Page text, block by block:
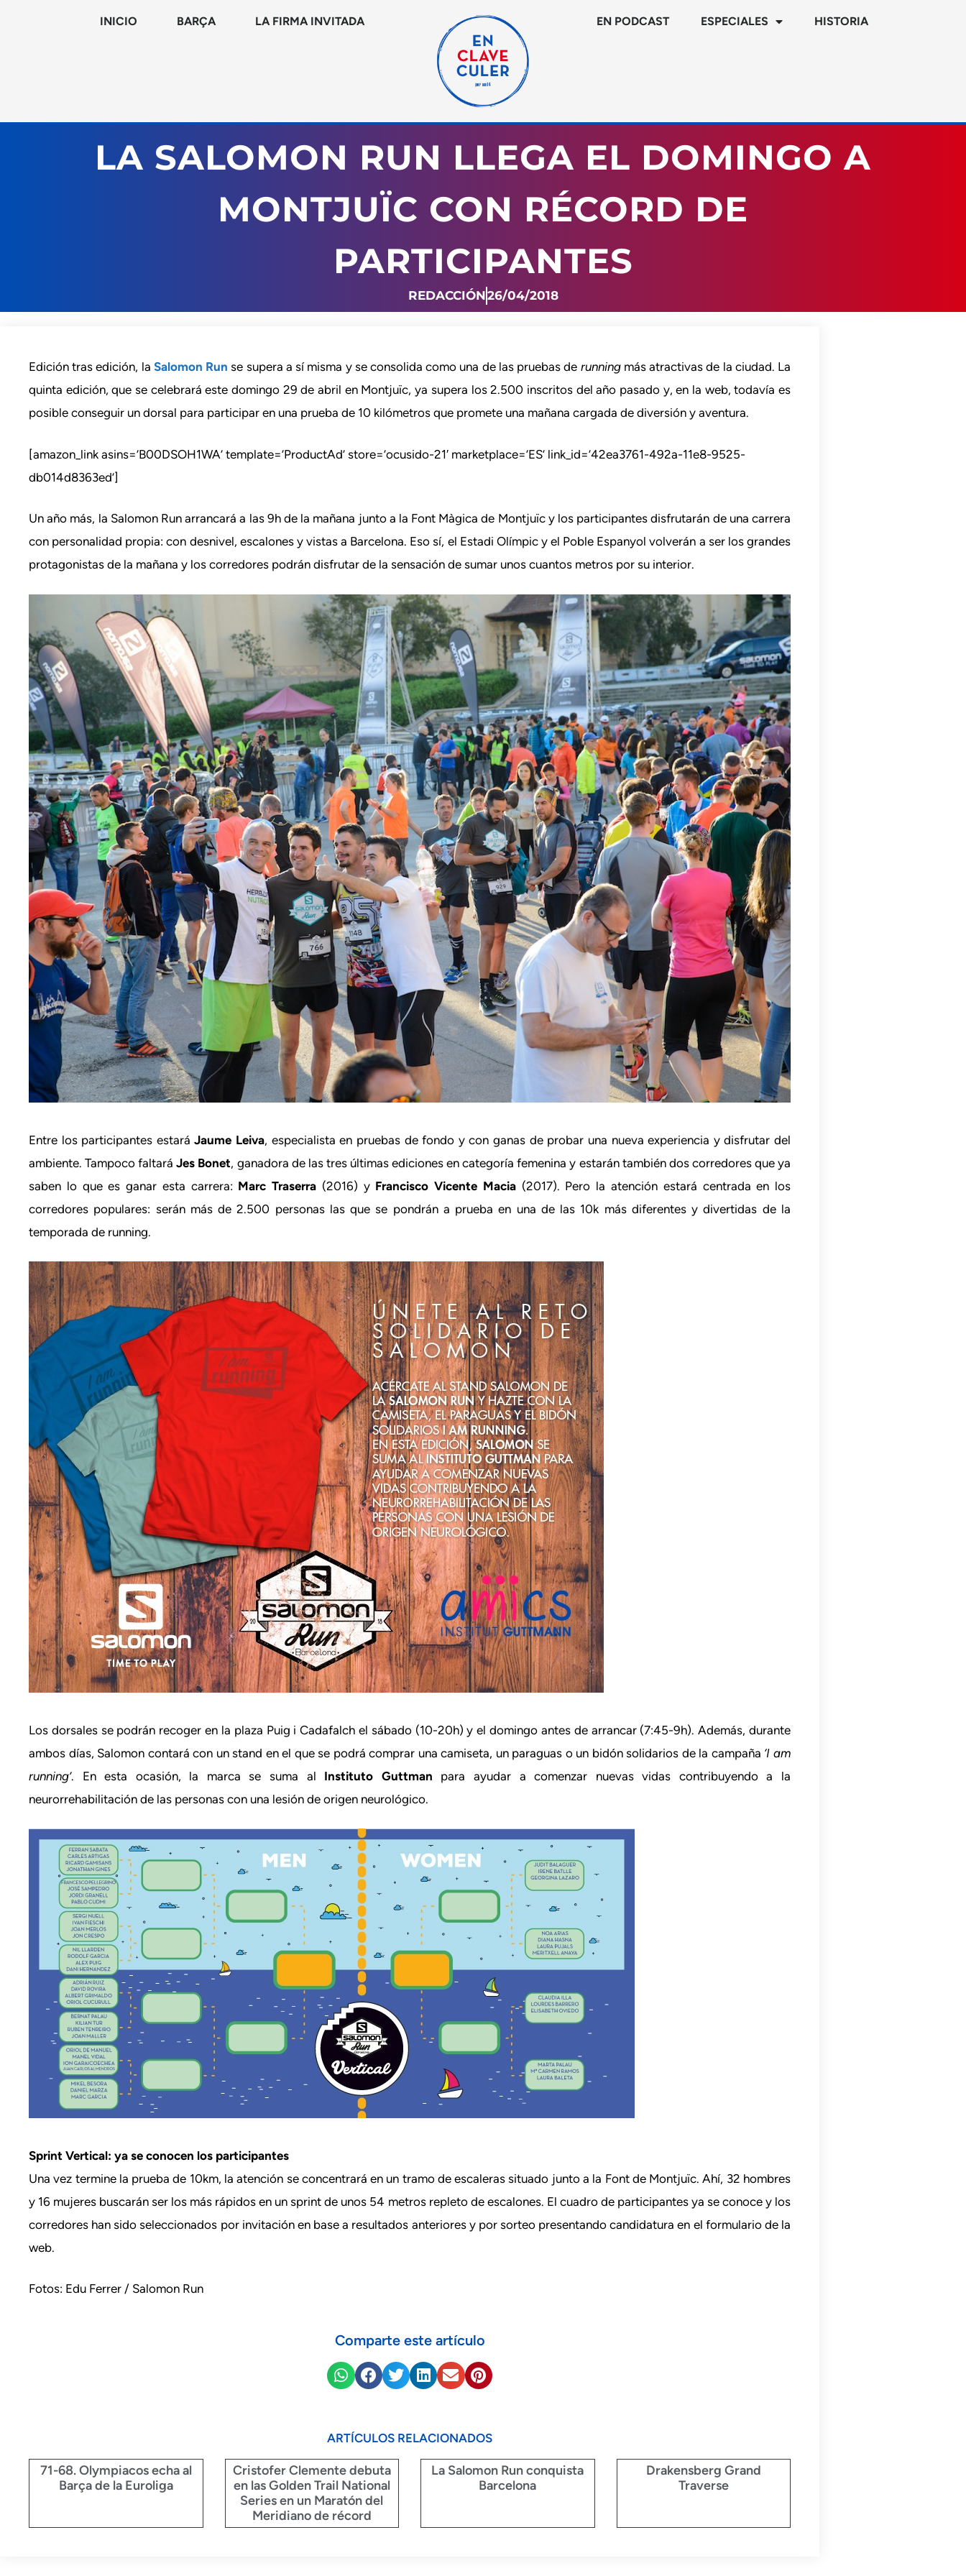
INICIO BARÇA LA FIRMA INVITADA EN PODCAST ESPECIALES HISTORIA
LA SALOMON RUN LLEGA EL DOMINGO A
MONTJUÏC CON RÉCORD DE
PARTICIPANTES
REDACCIÓN26/04/2018
Edición tras edición, la Salomon Run se supera a sí misma y se consolida como una de las pruebas de runningmás atractivas de la ciudad. La
quinta edición, que se celebrará este domingo 29 de abril en Montjuïc, ya supera los 2.500 inscritos del año pasado y, en la web, todavía es
posible conseguir un dorsal para participar en una prueba de 10 kilómetros que promete una mañana cargada de diversión y aventura.
[amazon_link asins=’B00DSOH1WA’ template=’ProductAd’ store=’ocusido-21′ marketplace=’ES’ link_id=’42ea3761-492a-11e8-9525-
db014d8363ed’]
Un año más, la Salomon Run arrancará a las 9h de la mañana junto a la Font Màgica de Montjuïc y los participantes disfrutarán de una carrera
con personalidad propia: con desnivel, escalones y vistas a Barcelona. Eso sí, el Estadi Olímpic y el Poble Espanyol volverán a ser los grandes
protagonistas de la mañana y los corredores podrán disfrutar de la sensación de sumar unos cuantos metros por su interior.
Entre los participantes estaráJaume Leiva, especialista en pruebas de fondo y con ganas de probar una nueva experiencia y disfrutar del
ambiente. Tampoco faltaráJes Bonet, ganadora de las tres últimas ediciones en categoría femenina y estarán también dos corredores que ya
saben lo que es ganar esta carrera: Marc Traserra (2016) y Francisco Vicente Macia(2017). Pero la atención estará centrada en los
corredores populares: serán más de 2.500 personas las que se pondrán a prueba en una de las 10k más diferentes y divertidas de la
temporada de running.
Los dorsales se podrán recoger en la plaza Puig i Cadafalch el sábado (10-20h) y el domingo antes de arrancar (7:45-9h). Además, durante
ambos días, Salomon contará con un stand en el que se podrá comprar una camiseta, un paraguas o un bidón solidarios de la campaña ‘I am
running’. En esta ocasión, la marca se suma al Instituto Guttman para ayudar a comenzar nuevas vidas contribuyendo a la
neurorrehabilitación de las personas con una lesión de origen neurológico.
Sprint Vertical: ya se conocen los participantes
Una vez termine la prueba de 10km, la atención se concentrará en un tramo de escaleras situado junto a la Font de Montjuïc. Ahí, 32 hombres
y 16 mujeres buscarán ser los más rápidos en un sprint de unos 54 metros repleto de escalones. El cuadro de participantes ya se conoce y los
corredores han sido seleccionados por invitación en base a resultados anteriores y por sorteo presentando candidatura en el formulario de la
web.
Fotos: Edu Ferrer / Salomon Run
Comparte este artículo
ARTÍCULOS RELACIONADOS
71-68. Olympiacos echa al
Barça de la Euroliga
Cristofer Clemente debuta
en las Golden Trail National
Series en un Maratón del
Meridiano de récord
La Salomon Run conquista
Barcelona
Drakensberg Grand
Traverse